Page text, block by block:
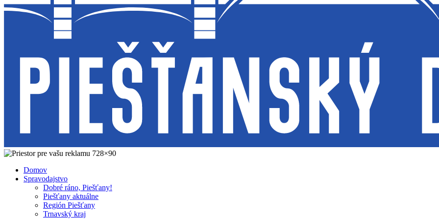
Domov
Spravodajstvo
Dobré ráno, Piešťany!
Piešťany aktuálne
Región Piešťany
Trnavský kraj